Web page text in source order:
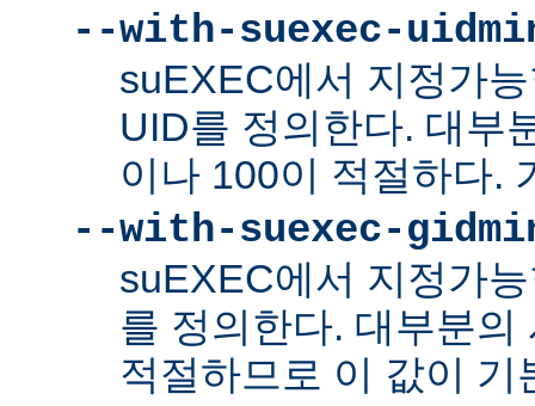
--with-suexec-
suEXEC에서 지정가
UID를 정의한다. 대부
이나 100이 적절하다.
--with-suexec-
suEXEC에서 지정가
를 정의한다. 대부분의
적절하므로 이 값이 기